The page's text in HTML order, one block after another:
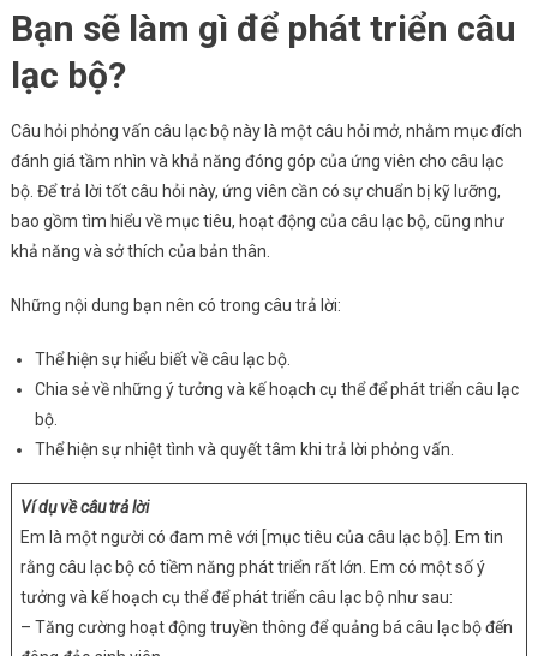
Bạn sẽ làm gì để phát triển câu
lạc bộ?
Câu hỏi phỏng vấn câu lạc bộ này là một câu hỏi mở, nhằm mục đích
đánh giá tầm nhìn và khả năng đóng góp của ứng viên cho câu lạc
bộ. Để trả lời tốt câu hỏi này, ứng viên cần có sự chuẩn bị kỹ lưỡng,
bao gồm tìm hiểu về mục tiêu, hoạt động của câu lạc bộ, cũng như
khả năng và sở thích của bản thân.
Những nội dung bạn nên có trong câu trả lời:
Thể hiện sự hiểu biết về câu lạc bộ.
Chia sẻ về những ý tưởng và kế hoạch cụ thể để phát triển câu lạc
bộ.
Thể hiện sự nhiệt tình và quyết tâm khi trả lời phỏng vấn.
Ví dụ về câu trả lời
Em là một người có đam mê với [mục tiêu của câu lạc bộ]. Em tin
rằng câu lạc bộ có tiềm năng phát triển rất lớn. Em có một số ý
tưởng và kế hoạch cụ thể để phát triển câu lạc bộ như sau:
– Tăng cường hoạt động truyền thông để quảng bá câu lạc bộ đến